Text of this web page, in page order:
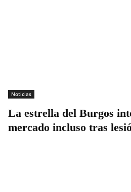
Noticias
La estrella del Burgos
mercado incluso tras